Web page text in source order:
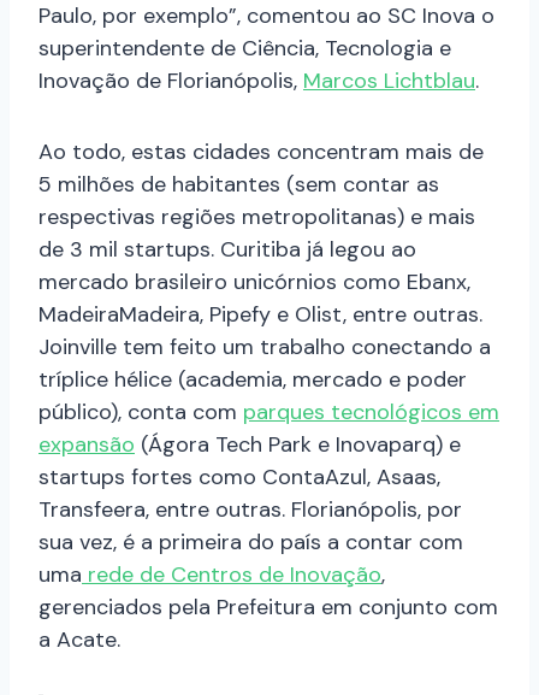
Paulo, por exemplo”, comentou ao SC Inova o
superintendente de Ciência, Tecnologia e
Inovação de Florianópolis, Marcos Lichtblau.
Ao todo, estas cidades concentram mais de
5 milhões de habitantes (sem contar as
respectivas regiões metropolitanas) e mais
de 3 mil startups. Curitiba já legou ao
mercado brasileiro unicórnios como Ebanx,
MadeiraMadeira, Pipefy e Olist, entre outras.
Joinville tem feito um trabalho conectando a
tríplice hélice (academia, mercado e poder
público), conta com parques tecnológicos em
expansão (Ágora Tech Park e Inovaparq) e
startups fortes como ContaAzul, Asaas,
Transfeera, entre outras. Florianópolis, por
sua vez, é a primeira do país a contar com
uma rede de Centros de Inovação,
gerenciados pela Prefeitura em conjunto com
a Acate.